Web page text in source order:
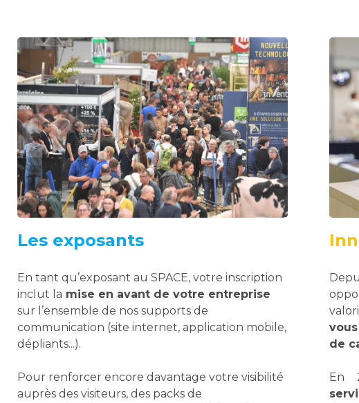
Les exposants
En tant qu’exposant au SPACE, votre inscription
inclut la mise en avant de votre entreprise
sur l’ensemble de nos supports de
communication (site internet, application mobile,
dépliants...).
Pour renforcer encore davantage votre visibilité
auprès des visiteurs, des packs de
de
En